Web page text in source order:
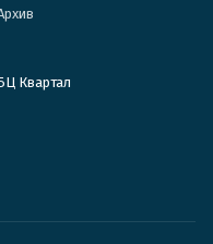
Квартал